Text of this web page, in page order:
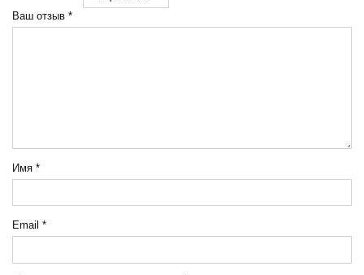
Ваш отзыв *
Имя *
Email *